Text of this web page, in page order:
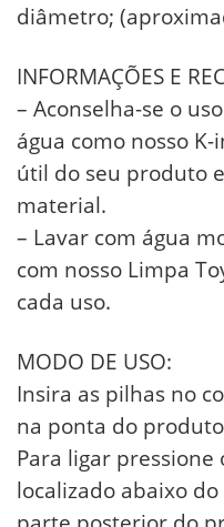
diâmetro;
INFORMAÇÕES E
– Aconselha-se o
água como nosso
útil do seu produto
material.
– Lavar com água
com nosso Limpa
cada uso.
MODO DE USO:
Insira as pilhas no
na ponta do
Para ligar
localizado abaixo